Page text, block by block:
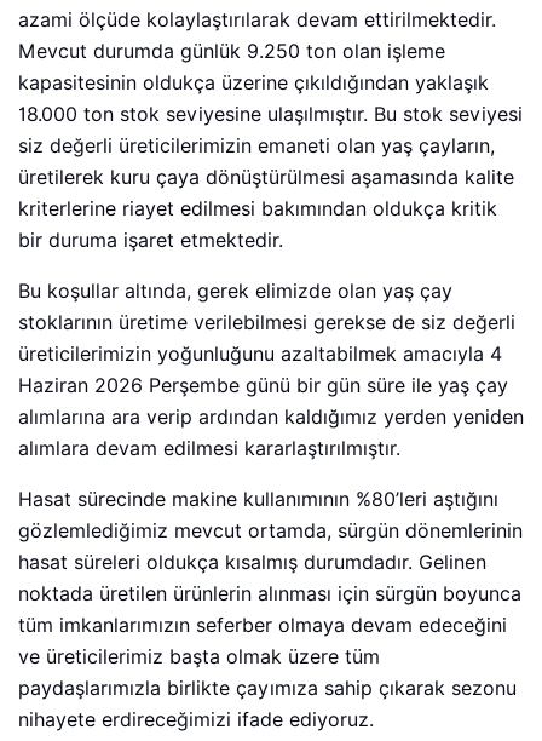
azami ölçüde kolaylaştırılarak devam ettirilmektedir.
Mevcut durumda günlük 9.250 ton olan işleme
kapasitesinin oldukça üzerine çıkıldığından yaklaşık
18.000 ton stok seviyesine ulaşılmıştır. Bu stok seviyesi
siz değerli üreticilerimizin emaneti olan yaş çayların,
üretilerek kuru çaya dönüştürülmesi aşamasında kalite
kriterlerine riayet edilmesi bakımından oldukça kritik
bir duruma işaret etmektedir.
Bu koşullar altında, gerek elimizde olan yaş çay
stoklarının üretime verilebilmesi gerekse de siz değerli
üreticilerimizin yoğunluğunu azaltabilmek amacıyla 4
Haziran 2026 Perşembe günü bir gün süre ile yaş çay
alımlarına ara verip ardından kaldığımız yerden yeniden
alımlara devam edilmesi kararlaştırılmıştır.
Hasat sürecinde makine kullanımının %80’leri aştığını
gözlemlediğimiz mevcut ortamda, sürgün dönemlerinin
hasat süreleri oldukça kısalmış durumdadır. Gelinen
noktada üretilen ürünlerin alınması için sürgün boyunca
tüm imkanlarımızın seferber olmaya devam edeceğini
ve üreticilerimiz başta olmak üzere tüm
paydaşlarımızla birlikte çayımıza sahip çıkarak sezonu
nihayete erdireceğimizi ifade ediyoruz.